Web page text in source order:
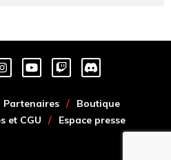
Partenaires
Boutique
et CGU
Espace presse